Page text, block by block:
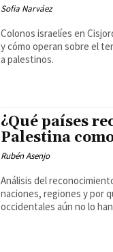
Sofia Narváez
Colonos israelíes en
y cómo operan sobre el
a palestinos.
¿Qué países
Palestina
Rubén Asenjo
Análisis del
naciones, regiones y por
occidentales aún no lo